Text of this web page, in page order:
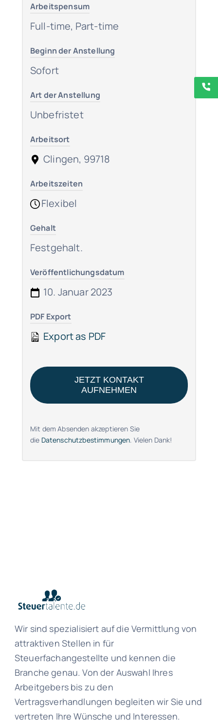
Arbeitspensum
Full-time, Part-time
Beginn der Anstellung
Sofort
Art der Anstellung
Unbefristet
Arbeitsort
Clingen, 99718
Arbeitszeiten
Flexibel
Gehalt
Festgehalt.
Veröffentlichungsdatum
10. Januar 2023
PDF Export
Export as PDF
JETZT KONTAKT
AUFNEHMEN
Mit dem Absenden akzeptieren Sie
die Datenschutzbestimmungen. Vielen Dank!
Wir sind spezialisiert auf die Vermittlung von
attraktiven Stellen in für
Steuerfachangestellte und kennen die
Branche genau. Von der Auswahl Ihres
Arbeitgebers bis zu den
Vertragsverhandlungen begleiten wir Sie und
vertreten Ihre Wünsche und Interessen.